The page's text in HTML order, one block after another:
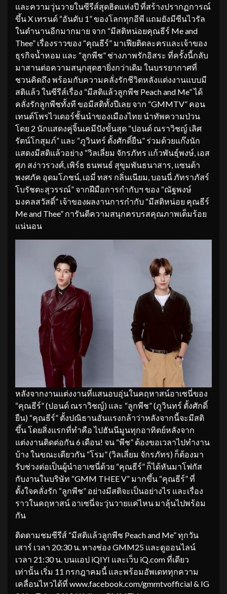
และความวุ่นวายในซีรีส์สุดฮิตแห่งปี ที่สร้างปรากฏการณ์
ขึ้น X เทรนด์ “อันดับ 1” ของโลกทุกอีพี แถมยังมีซีนไวรัล
ในตำนานอีกมากมาย จาก “มีสติหน่อยคุณธีร์ Me and
Thee” เรื่องราวของ “คุณธีร์” มาเฟียติดละครและเจ้าของ
ธุรกิจน้ำหอม และ “ลูกพีช” ช่างภาพรักอิสระ ที่ครั้งนี้กลับ
มาสานต่อความสนุกสุดฮายิ่งกว่าเดิม ในบรรยากาศที่
ชวนคิดถึง พร้อมกับความคลั่งรักชีวิตหลังแต่งงานแบบมี
สติแล้ว ในซีรีส์เรื่อง “มีสติแล้วลูกพีช Peach and Me” ได้
คลั่งรักลูกพีชทั้งที ขอมีสติทั้งปีเลย จาก “GMMTV” คอน
เทนต์โพรไวเดอร์ชั้นนำของเมืองไทย นำทัพความป่วน
โดย 2 นักแสดงคู่จิ้นเคมีปังขั้นสุด “ปอนด์ ณราวิชญ์ เลิศ
รัตน์โกสุมภ์” และ “ภูวินทร์ ตั้งศักดิ์ยืน” ร่วมด้วยแก๊งนัก
แสดงมีสติแล้วอย่าง “วิลเลี่ยม จักรภัทร แก้วพันธุ์พงษ์, เอส
ศุภ สง่าวรวงศ์, เพิร์ธ ธนพนธ์ สุขุมพันธนาสาร, แซนต้า
พงศภัค อุดมโภชน์, เอมี่ ทสร กลิ่นเนียม, บอนนี่ ภัทราภัสร์
โบรัชตะสุวรรณ์” จากฝีมือการกำกับฯ ของ “ณัฐพงษ์
มงคลสวัสดิ์” เจ้าของผลงานการกำกับ “มีสติหน่อย คุณธีร์
Me and Thee” การันตีความสนุกครบรสคุณภาพเต็มร้อย
แน่นอน
หลังจากงานแต่งงานที่แสนอบอุ่นในคฤหาสน์อาเซนี่ของ
“คุณธีร์” (ปอนด์ ณราวิชญ์) และ “ลูกพีช” (ภูวินทร์ ตั้งศักดิ์
ยืน) “คุณธีร์” ตั้งปณิธานอันแรงกล้าว่าหลังจากนี้จะมีสติ
ขึ้น โดยสิ่งแรกที่ทำคือ ไปฮันนีมูนทุกอาทิตย์หลังจาก
แต่งงานติดต่อกัน 6 เดือน! จน “พีช” ต้องขอเวลาไปทำงาน
บ้าง ในขณะเดียวกัน “โรม” (วิลเลี่ยม จักรภัทร) ก็ต้องมา
รับช่วงต่อเป็นผู้นำอาเซนี่ด้วย “คุณธีร์” ก็ได้หันมาโฟกัส
กับงานในบริษัท “GMM THEE V” มากขึ้น “คุณธีร์” ที่
ตั้งใจคลั่งรัก “ลูกพีช” อย่างมีสติจะเป็นอย่างไร และเรื่อง
ราวในคฤหาสน์ อาเซนี่จะวุ่นวายแค่ไหน มาลุ้นไปพร้อม
กัน
ติดตามชมซีรีส์ “มีสติแล้วลูกพีช Peach and Me” ทุกวัน
เสาร์ เวลา 20:30 น. ทางช่อง GMM25 และดูออนไลน์
เวลา 21:30 น. บนแอป iQIYI และเว็บ iQ.com ที่เดียว
เท่านั้น เริ่ม 11 กรกฎาคมนี้ และพร้อมอัพเดททุกความ
เคลื่อนไหวได้ที่ www.facebook.com/gmmtvofficial & IG